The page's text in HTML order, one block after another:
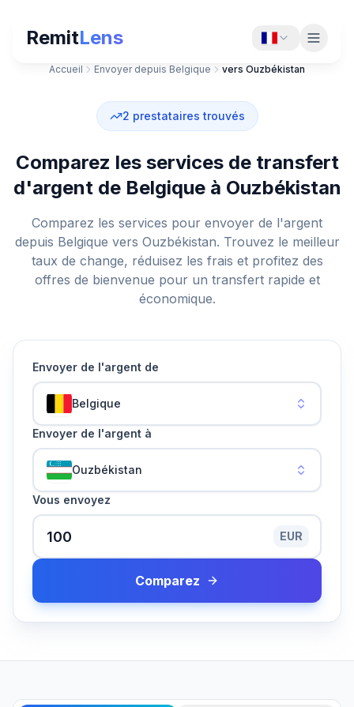
RemitLens
Accueil Envoyer depuis Belgique vers Ouzbékistan
2 prestataires trouvés
Comparez les services de transfert
d'argent de Belgique à Ouzbékistan
Comparez les services pour envoyer de l'argent
depuis Belgique vers Ouzbékistan. Trouvez le meilleur
taux de change, réduisez les frais et profitez des
offres de bienvenue pour un transfert rapide et
économique.
Envoyer de l'argent de
Belgique
Envoyer de l'argent à
Ouzbékistan
Vous envoyez
EUR
Comparez